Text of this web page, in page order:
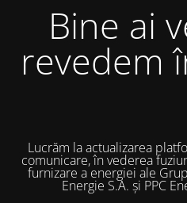
Bine ai
revedem
Lucrăm la actualizarea
comunicare, în vederea
furnizare a energiei ale
Energie S.A. și PPC